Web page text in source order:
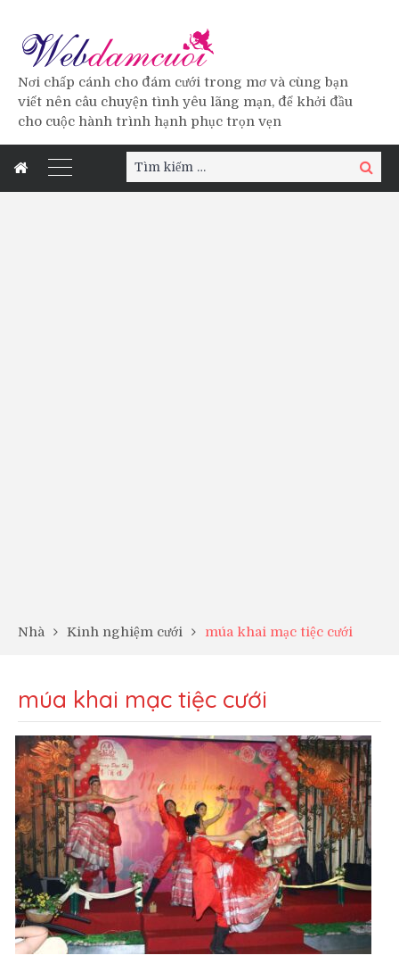
Nơi chấp cánh cho đám cưới trong mơ và cùng bạn
viết nên câu chuyện tình yêu lãng mạn, để khởi đầu
cho cuộc hành trình hạnh phục trọn vẹn
Tìm
kiếm:
Tìm
kiếm
Nhà Kinh nghiệm cưới múa khai mạc tiệc cưới
múa khai mạc tiệc cưới